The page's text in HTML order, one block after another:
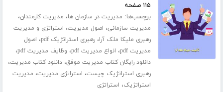
۱۱۵ صفحه
برچسب‌ها: مدیریت در سازمان ها، مدیریت کارمندان،
مدیریت سازمانی، اصول مدیریت، استراتژی و مدیریت
رهبری ملیکا ملک آرا،رهبری استراتژیک pdf ، اصول
مدیریت pdf
، انواع مدیریت pdf ، وظایف مدیریت pdf ،
دانلود رایگان کتاب مدیریت موفق،دانلود کتاب مدیریت،
رهبری استراتژیک چیست، استراتژی مدیریت، مدیریت
استراتژیک، استراتژی